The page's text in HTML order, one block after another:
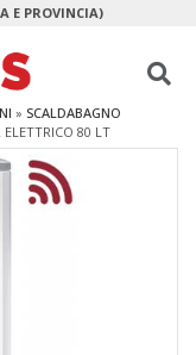
E PROVINCIA)
» SCALDABAGNO
80 LT